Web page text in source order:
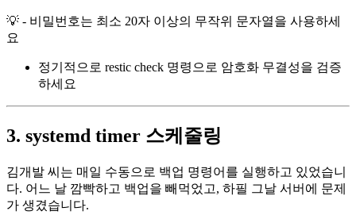
💡 - 비밀번호는 최소 20자 이상의 무작위 문자열을 사용하세
요
정기적으로 restic check 명령으로 암호화 무결성을 검증
하세요
3. systemd timer 스케줄링
김개발 씨는 매일 수동으로 백업 명령어를 실행하고 있었습니
다. 어느 날 깜빡하고 백업을 빼먹었고, 하필 그날 서버에 문제
가 생겼습니다.